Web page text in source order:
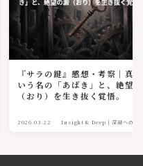
『サラの鍵』感想・考察｜真
いう名の「あばき」と、絶望
（おり）を生き抜く覚悟。
2026.03.22 Insight & Deep｜深淵への眼